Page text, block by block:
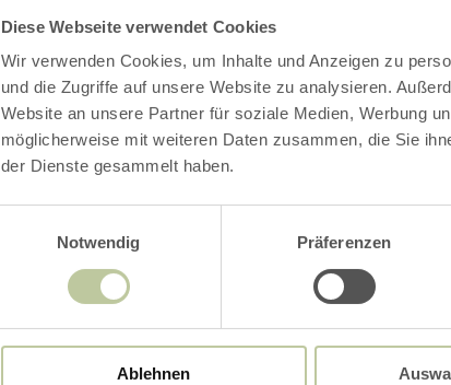
Diese Webseite verwendet Cookies
Wir verwenden Cookies, um Inhalte und Anzeigen zu
und die Zugriffe auf unsere Website zu analysieren.
Website an unsere Partner für soziale Medien, Werbung
möglicherweise mit weiteren Daten zusammen, die Sie
der Dienste gesammelt haben.
Notwendig
Präferenzen
Ablehnen